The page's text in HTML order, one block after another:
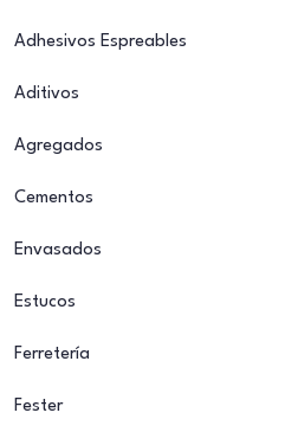
Adhesivos Espreables
Aditivos
Agregados
Cementos
Envasados
Estucos
Ferretería
Fester